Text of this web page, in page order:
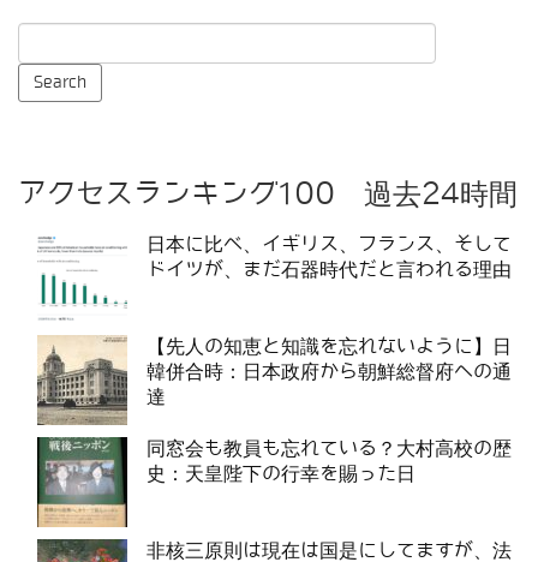
アクセスランキング100 過去24時間
日本に比べ、イギリス、フランス、そして
ドイツが、まだ石器時代だと言われる理由
【先人の知恵と知識を忘れないように】日
韓併合時：日本政府から朝鮮総督府への通
達
同窓会も教員も忘れている？大村高校の歴
史：天皇陛下の行幸を賜った日
非核三原則は現在は国是にしてますが、法